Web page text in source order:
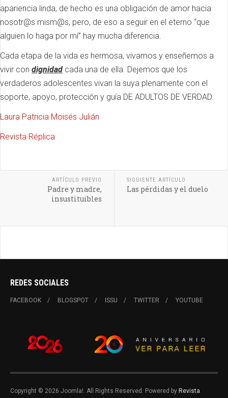
apariencia linda, de hecho es una obligación de amor hacia
nosotr@s mism@s, pero, de eso a seguir en el eterno “que
alguien lo haga por mí” hay mucha diferencia.
Cada etapa de la vida es hermosa, vivamos y enseñemos a
vivir con dignidad cada una de ella. Dejemos que los
verdaderos adolescentes vivan la suya plenamente con el
soporte, apoyo, protección y guía DE ADULTOS DE VERDAD.
Laura Patricia Moisés Julián
Revista Réplica
ARTÍCULO PREVIO
Padre y madre,
insustituibles
SIGUIENTE ARTÍCULO
Las pérdidas y el duelo
REDES SOCIALES
FACEBOOK BLOGSPOT ISSU TWITTER YOUTUBE
Copyright © 2026 Joomla!. All Rights Reserved. Powered by Revista